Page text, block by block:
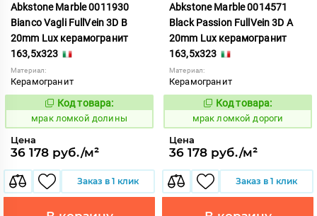
Abkstone Marble 0011930
Bianco Vagli FullVein 3D B
20mm Lux керамогранит
163,5x323
Материал:
Керамогранит
1052896
Код товара:
мрак ломкой долины
Цена
36 178 руб./м²
Заказ в 1 клик
Abkstone Marble 0014571
Black Passion FullVein 3D A
20mm Lux керамогранит
163,5x323
Материал:
Керамогранит
1052897
Код товара:
мрак ломкой дороги
Цена
36 178 руб./м²
Заказ в 1 клик